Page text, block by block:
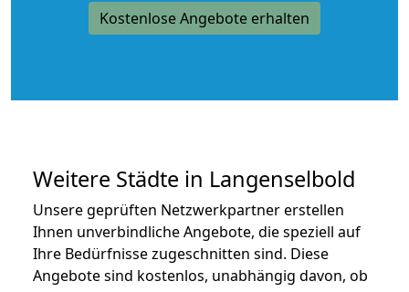
Kostenlose Angebote erhalten
Weitere Städte in Langenselbold
Unsere geprüften Netzwerkpartner erstellen
Ihnen unverbindliche Angebote, die speziell auf
Ihre Bedürfnisse zugeschnitten sind. Diese
Angebote sind kostenlos, unabhängig davon, ob